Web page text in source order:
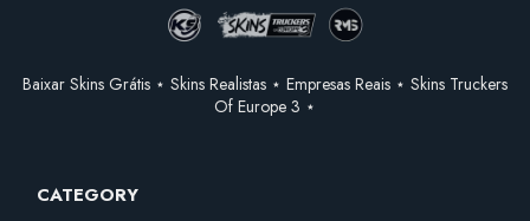
Baixar Skins Grátis ⋆ Skins Realistas ⋆ Empresas Reais ⋆ Skins Truckers
Of Europe 3 ⋆
CATEGORY